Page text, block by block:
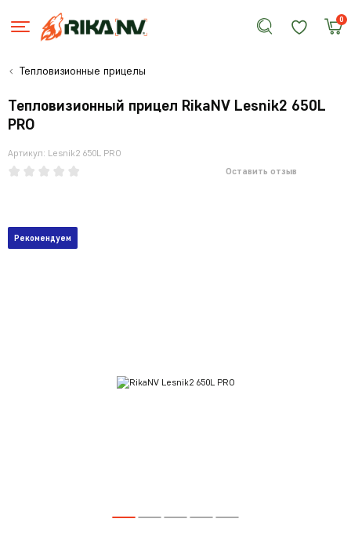
0
Тепловизионные прицелы
Тепловизионный прицел RikaNV Lesnik2 650L
PRO
Артикул: Lesnik2 650L PRO
Оставить отзыв
Рекомендуем